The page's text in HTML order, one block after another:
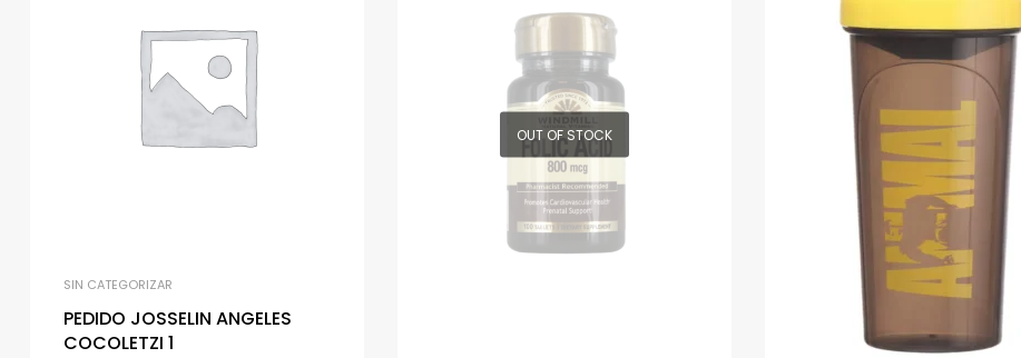
SIN CATEGORIZAR
PEDIDO JOSSELIN ANGELES
COCOLETZI 1
OUT OF STOCK